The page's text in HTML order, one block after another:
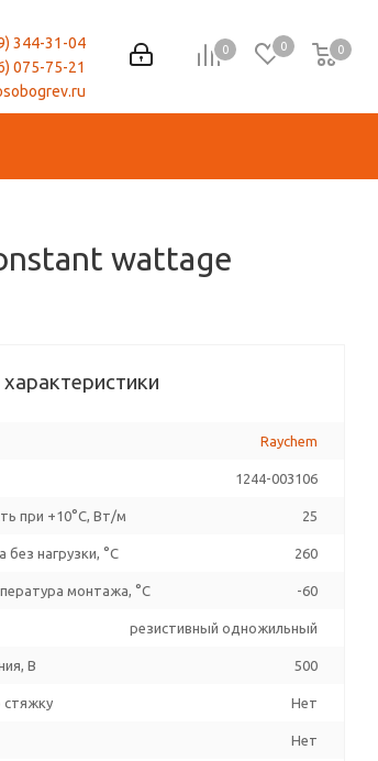
0 0 0
0
344-31-04
075-75-21
wattage
Raychem
1244-003106
при +10°С, Вт/м 25
нагрузки, °C 260
монтажа, °C -60
резистивный одножильный
В 500
Нет
Нет